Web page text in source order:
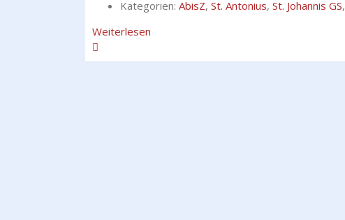
Kategorien: AbisZ, St. Antonius, St. Johannis GS,
Weiterlesen